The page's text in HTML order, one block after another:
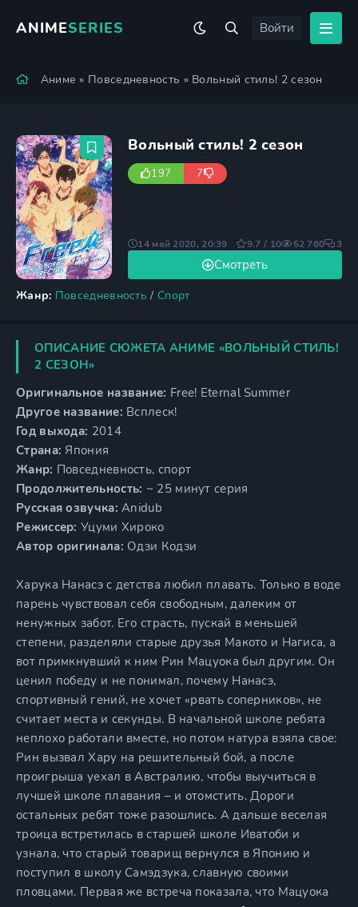
ANIMESERIES Войти
Аниме » Повседневность » Вольный стиль! 2 сезон
Вольный стиль! 2 сезон
197 7
Жанр: Повседневность / Спорт
Смотреть
14 май 2020, 20:39 9.7 / 10 52 760 3
ОПИСАНИЕ СЮЖЕТА АНИМЕ «ВОЛЬНЫЙ СТИЛЬ!
2 СЕЗОН»
Оригинальное название: Free! Eternal Summer
Другое название: Всплеск!
Год выхода: 2014
Страна: Япония
Жанр: Повседневность, спорт
Продолжительность: ~ 25 минут серия
Русская озвучка: Anidub
Режиссер: Уцуми Хироко
Автор оригинала: Одзи Кодзи
Харука Нанасэ с детства любил плавать. Только в воде
парень чувствовал себя свободным, далеким от
ненужных забот. Его страсть, пускай в меньшей
степени, разделяли старые друзья Макото и Нагиса, а
вот примкнувший к ним Рин Мацуока был другим. Он
ценил победу и не понимал, почему Нанасэ,
спортивный гений, не хочет «рвать соперников», не
считает места и секунды. В начальной школе ребята
неплохо работали вместе, но потом натура взяла свое:
Рин вызвал Хару на решительный бой, а после
проигрыша уехал в Австралию, чтобы выучиться в
лучшей школе плавания – и отомстить. Дороги
остальных ребят тоже разошлись. А дальше веселая
троица встретилась в старшей школе Иватоби и
узнала, что старый товарищ вернулся в Японию и
поступил в школу Самэдзука, славную своими
пловцами. Первая же встреча показала, что Мацуока